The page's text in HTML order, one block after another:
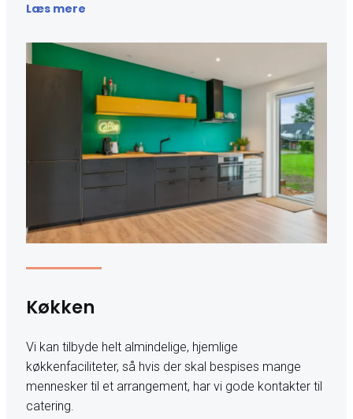
Læs mere
Køkken
Vi kan tilbyde helt almindelige, hjemlige
køkkenfaciliteter, så hvis der skal bespises mange
mennesker til et arrangement, har vi gode kontakter til
catering.